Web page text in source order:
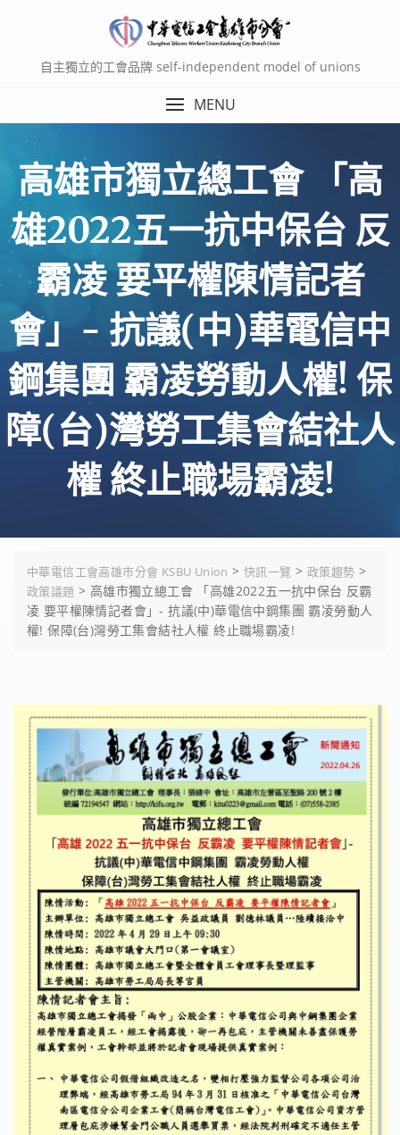
自主獨立的工會品牌 self-independent model of unions
MENU
高雄市獨立總工會 「高
雄2022五一抗中保台 反
霸凌 要平權陳情記者
會」- 抗議(中)華電信中
鋼集團 霸凌勞動人權! 保
障(台)灣勞工集會結社人
權 終止職場霸凌!
中華電信工會高雄市分會 KSBU Union >快訊一覽 > 政策趨勢 >
政策議題 > 高雄市獨立總工會 「高雄2022五一抗中保台 反霸
凌 要平權陳情記者會」- 抗議(中)華電信中鋼集團 霸凌勞動人
權! 保障(台)灣勞工集會結社人權 終止職場霸凌!